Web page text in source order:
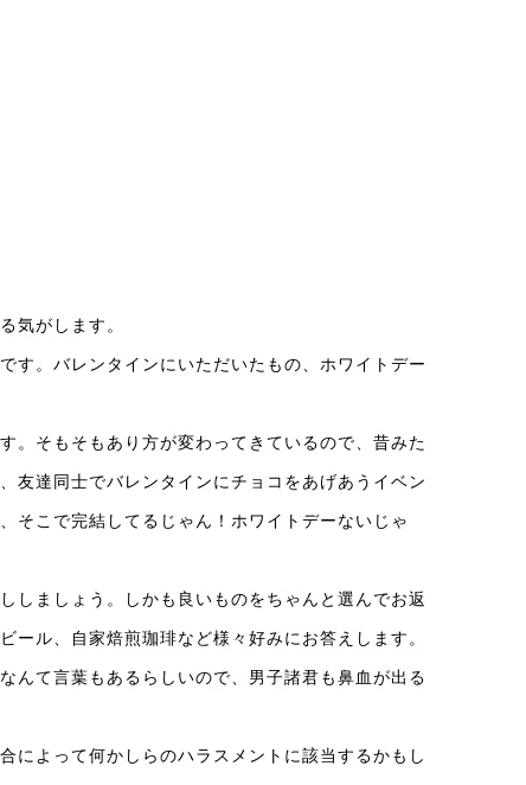
気がします。
す。バレンタインにいただいたもの、ホワイトデー
。そもそもあり方が変わってきているので、昔みた
友達同士でバレンタインにチョコをあげあうイベン
そこで完結してるじゃん！ホワイトデーないじゃ
しましょう。しかも良いものをちゃんと選んでお返
ール、自家焙煎珈琲など様々好みにお答えします。
んて言葉もあるらしいので、男子諸君も鼻血が出る
によって何かしらのハラスメントに該当するかもし